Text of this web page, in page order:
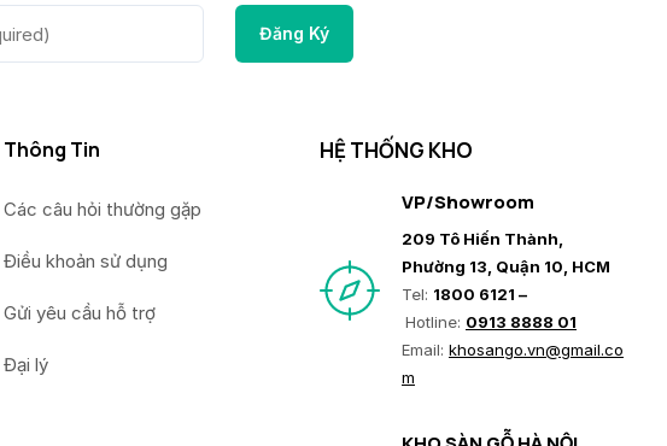
Thông Tin
Các câu hỏi thường gặp
Điều khoản sử dụng
Gửi yêu cầu hỗ trợ
Đại lý
HỆ THỐNG KHO
VP/Showroom
209 Tô Hiến Thành,
Phường 13, Quận 10, HCM
Tel: 1800 6121 –
Hotline: 0913 8888 01
Email: khosango.vn@gmail.co
m